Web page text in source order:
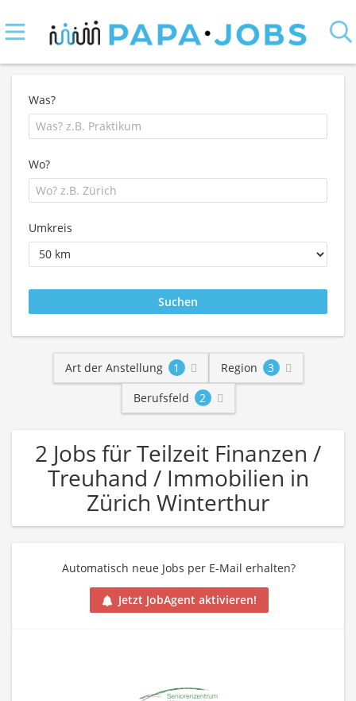
Was?
Wo?
Umkreis
Art der Anstellung 1 Region
3
Berufsfeld
2
2 Jobs für Teilzeit Finanzen /
Treuhand / Immobilien in
Zürich Winterthur
Automatisch neue Jobs per E-Mail erhalten?
Jetzt JobAgent aktivieren!